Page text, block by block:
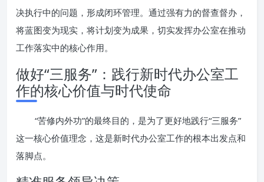
决执行中的问题，形成闭环管理。通过强有力的督查督办，
将蓝图变为现实，将计划变为成果，切实发挥办公室在推动
工作落实中的核心作用。
做好“三服务”：践行新时代办公室工
作的核心价值与时代使命
“苦修内外功”的最终目的，是为了更好地践行“三服务”
这一核心价值理念，这是新时代办公室工作的根本出发点和
落脚点。